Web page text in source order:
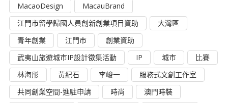
MacaoDesign
MacauBrand
江門市留學歸國人員創新創業項目資助
大灣區
青年創業
江門市
創業資助
武夷山旅遊城市IP設計徵集活動
IP 城市
比賽
林海彤
黃紀石 李峻一
服務式文創工作室
共同創業空間-進駐申請
時尚
澳門時裝